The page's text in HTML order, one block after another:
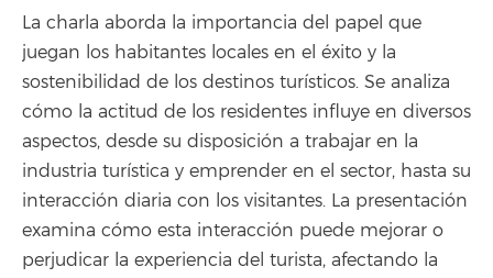
La charla aborda la importancia del papel que
juegan los habitantes locales en el éxito y la
sostenibilidad de los destinos turísticos. Se analiza
cómo la actitud de los residentes influye en diversos
aspectos, desde su disposición a trabajar en la
industria turística y emprender en el sector, hasta su
interacción diaria con los visitantes. La presentación
examina cómo esta interacción puede mejorar o
perjudicar la experiencia del turista, afectando la